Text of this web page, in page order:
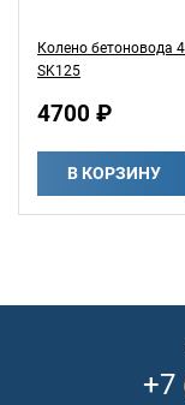
Колено бетоновода
SK125
4700 ₽
В КОРЗИНУ
+7